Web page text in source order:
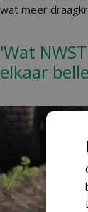
wat meer
'Wat
elkaar